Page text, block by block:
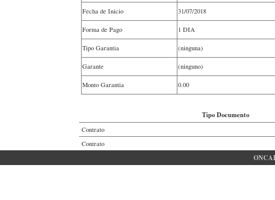
Fecha de Inicio 31/07/2018
Forma de Pago 1 DIA
Tipo Garantia (ninguna)
Garante (ninguno)
Monto Garantia 0.00
Tipo Documento
Contrato
Contrato